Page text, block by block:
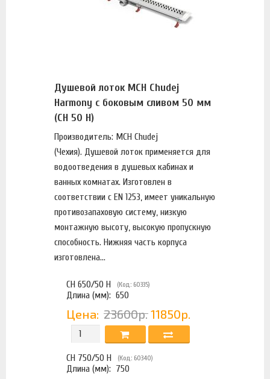
Душевой лоток MCH Chudej
Harmony с боковым сливом 50 мм
(CH 50 H)
Производитель: MCH Chudej
(Чехия). Душевой лоток применяется для
водоотведения в душевых кабинах и
ванных комнатах. Изготовлен в
соответствии с EN 1253, имеет уникальную
противозапаховую систему, низкую
монтажную высоту, высокую пропускную
способность. Нижняя часть корпуса
изготовлена...
CH 650/50 H (Код: 60335)
Длина (мм): 650
Цена: 23600р. 11850р.
CH 750/50 H (Код: 60340)
Длина (мм): 750